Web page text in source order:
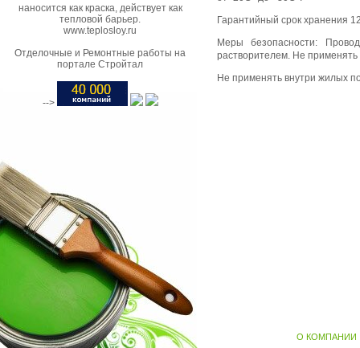
наносится как краска, действует как
тепловой барьер.
www.teplosloy.ru
Отделочные и Ремонтные работы на
портале Стройтал
-->
Гарантийный срок хранения
Меры безопасности:
растворителем. Не применять
Не применять внутри жилых
О КОМПАНИИ